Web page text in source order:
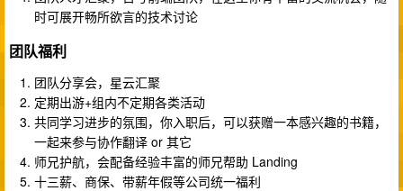
时可展开畅所欲言的技术讨论
团队福利
团队分享会，星云汇聚
定期出游+组内不定期各类活动
共同学习进步的氛围，你入职后，可以获赠一本感兴趣的书籍，
一起来参与协作翻译 or 其它
师兄护航，会配备经验丰富的师兄帮助 Landing
十三薪、商保、带薪年假等公司统一福利